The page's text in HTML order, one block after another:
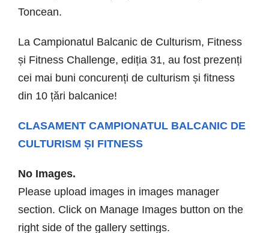
Toncean.
La Campionatul Balcanic de Culturism, Fitness
și Fitness Challenge, ediția 31, au fost prezenți
cei mai buni concurenți de culturism și fitness
din 10 țări balcanice!
CLASAMENT CAMPIONATUL BALCANIC DE
CULTURISM ȘI FITNESS
No Images.
Please upload images in images manager
section. Click on Manage Images button on the
right side of the gallery settings.